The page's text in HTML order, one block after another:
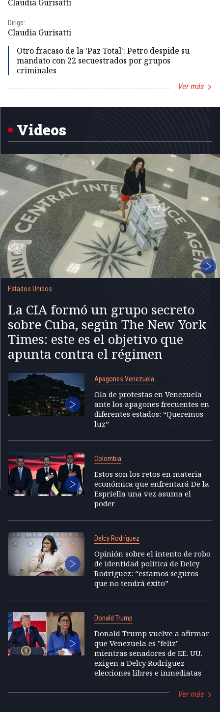
Claudia Gurisatti
Dirige:
Claudia Gurisatti
Otro fracaso de la 'Paz Total': Petro despide su
mandato con 22 secuestrados por grupos
criminales
Ver más
Videos
Estados Unidos
La CIA formó un grupo secreto
sobre Cuba, según The New York
Times: este es el objetivo que
apunta contra el régimen
Apagones Venezuela
Ola de protestas en Venezuela
ante los apagones frecuentes en
diferentes estados: “Queremos
luz”
Colombia
Estos son los retos en materia
económica que enfrentará De la
Espriella una vez asuma el
poder
Delcy Rodríguez
Opinión sobre el intento de robo
de identidad política de Delcy
Rodríguez: “estamos seguros
que no tendrá éxito”
Donald Trump
Donald Trump vuelve a afirmar
que Venezuela es "feliz"
mientras senadores de EE. UU.
exigen a Delcy Rodríguez
elecciones libres e inmediatas
Ver más